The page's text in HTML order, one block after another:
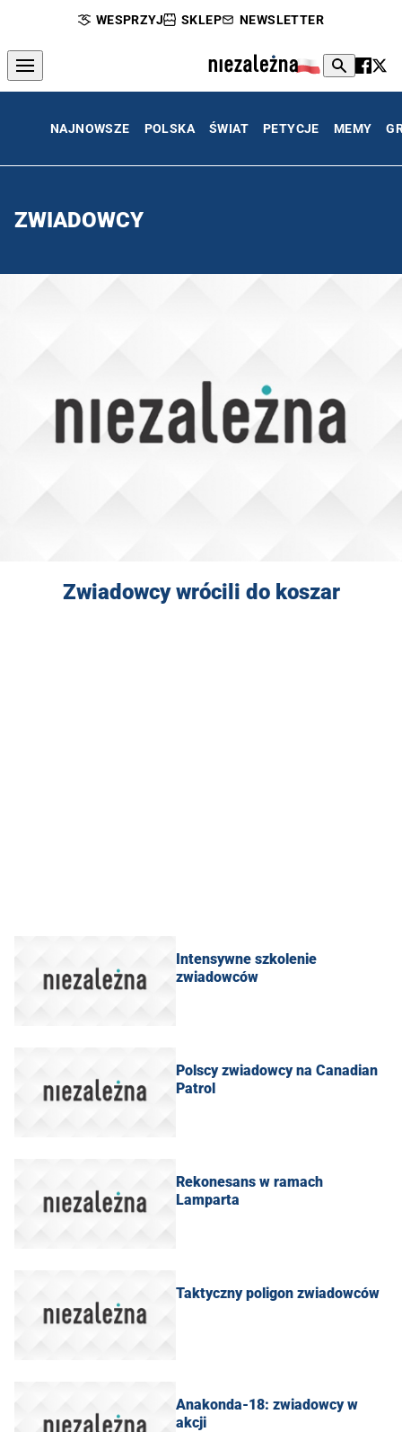
WESPRZYJ SKLEP NEWSLETTER
NAJNOWSZE POLSKA ŚWIAT PETYCJE MEMY
ZWIADOWCY
Zwiadowcy wrócili do koszar
Intensywne szkolenie
zwiadowców
Polscy zwiadowcy na Canadian
Patrol
Rekonesans w ramach
Lamparta
Taktyczny poligon zwiadowców
Anakonda-18: zwiadowcy w
akcji